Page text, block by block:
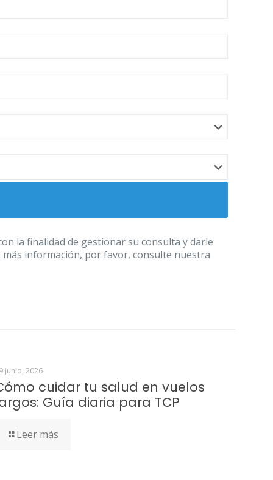
la finalidad de gestionar su consulta y darle
más información, por favor, consulte nuestra
junio, 2026
cuidar tu salud en vuelos
Guía diaria para TCP
Leer más